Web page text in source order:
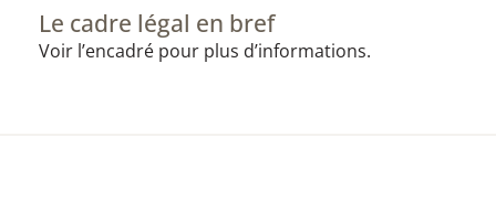
Le cadre légal en bref
Voir l’encadré pour plus d’informations.